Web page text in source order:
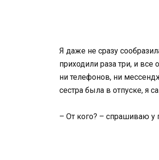
Я даже не сразу
приходили раза три, и
ни телефонов, ни
сестра была в отпуске, я
– От кого? – спрашиваю у